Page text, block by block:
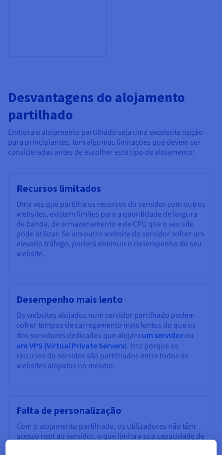
Desvantagens do alojamento
partilhado
Embora o alojamento partilhado seja uma excelente opção
para principiantes, tem algumas limitações que devem ser
consideradas antes de escolher este tipo de alojamento:
Recursos limitados
Uma vez que partilha os recursos do servidor com outros
websites, existem limites para a quantidade de largura
de banda, de armazenamento e de CPU que o seu site
pode utilizar. Se um outro website do servidor sofrer um
elevado tráfego, poderá diminuir o desempenho do seu
website.
Desempenho mais lento
Os websites alojados num servidor partilhado podem
sofrer tempos de carregamento mais lentos do que os
dos servidores dedicados que alojam um servidor ou
um VPS (Virtual Private Servers). Isto porque os
recursos do servidor são partilhados entre todos os
websites alojados no mesmo.
Falta de personalização
Com o alojamento partilhado, os utilizadores não têm
acesso root ao servidor, o que limita a sua capacidade de